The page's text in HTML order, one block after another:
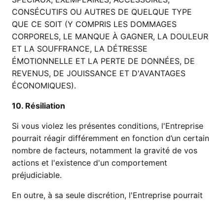
CONSÉCUTIFS OU AUTRES DE QUELQUE TYPE
QUE CE SOIT (Y COMPRIS LES DOMMAGES
CORPORELS, LE MANQUE À GAGNER, LA DOULEUR
ET LA SOUFFRANCE, LA DÉTRESSE
ÉMOTIONNELLE ET LA PERTE DE DONNÉES, DE
REVENUS, DE JOUISSANCE ET D'AVANTAGES
ÉCONOMIQUES).
10. Résiliation
Si vous violez les présentes conditions, l'Entreprise
pourrait réagir différemment en fonction d’un certain
nombre de facteurs, notamment la gravité de vos
actions et l'existence d'un comportement
préjudiciable.
En outre, à sa seule discrétion, l'Entreprise pourrait